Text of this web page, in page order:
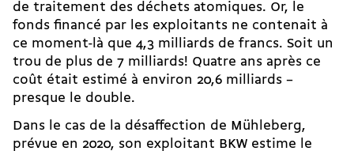
de traitement des déchets atomiques. Or, le
fonds financé par les exploitants ne contenait à
ce moment-là que 4,3 milliards de francs. Soit un
trou de plus de 7 milliards! Quatre ans après ce
coût était estimé à environ 20,6 milliards –
presque le double.
Dans le cas de la désaffection de Mühleberg,
prévue en 2020, son exploitant BKW estime le